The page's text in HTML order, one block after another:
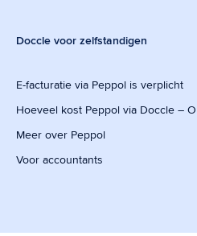
Doccle voor zelfstandigen
E-facturatie via Peppol is verplicht
Hoeveel kost Peppol via Doccle –
Meer over Peppol
Voor accountants